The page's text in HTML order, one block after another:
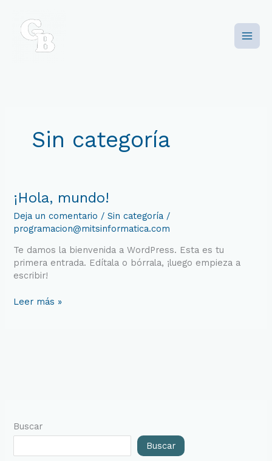
contenido
Sin categoría
¡Hola, mundo!
Deja un comentario /Sin categoría /
programacion@mitsinformatica.com
Te damos la bienvenida a WordPress. Esta es tu
primera entrada. Edítala o bórrala, ¡luego empieza a
escribir!
¡Hola,
mundo!
Leer más »
Buscar
Buscar